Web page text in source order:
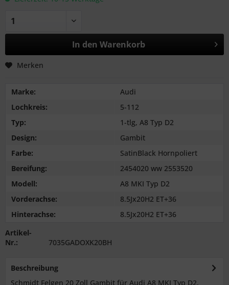
In den Warenkorb
Merken
Marke:
Audi
Lochkreis:
5-112
Typ:
1-tlg, A8 Typ D2
Design:
Gambit
Farbe:
SatinBlack Hornpoliert
Bereifung:
2454020 ww 2553520
Modell:
A8 MKI Typ D2
Vorderachse:
8.5Jx20H2 ET+36
Hinterachse:
8.5Jx20H2 ET+36
Artikel-
Nr.:
7035GADOXK20BH
Beschreibung
Schmidt Felgen 20 Zoll Gambit für Audi A8 MKI Typ D2,